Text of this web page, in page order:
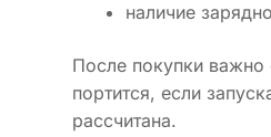
наличие
После покупки
портится, если
рассчитана.